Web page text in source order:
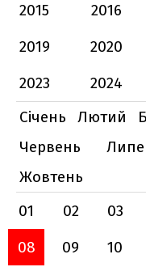
2015
2016
2019
2020
2023
2024
Січень
Лютий
Червень
Жовтень
01
02 03
08
09 10